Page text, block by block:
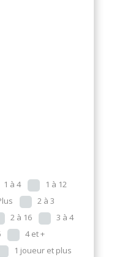
1 à 4
1 à 12
2 à 3
2 à 16
3 à 4
4 et +
1 joueur et plus